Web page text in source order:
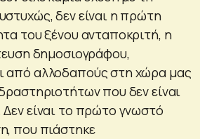
δεν είναι η πρώτη
του ξένου ανταποκριτή, η
δημοσιογράφου,
από αλλοδαπούς στη χώρα μας
που δεν είναι
είναι το πρώτο γνωστό
που πιάστηκε